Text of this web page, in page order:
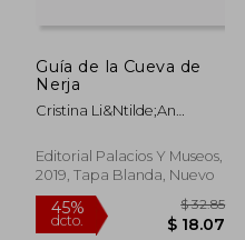
Guía de la Cueva de
Nerja
Cristina Li&Ntilde;An
Padial; Luis-Efr&Eacute;N
Fern&Aacute;Ndez
Rodr&Iacute;Guez
Editorial Palacios Y Museos,
2019, Tapa Blanda, Nuevo